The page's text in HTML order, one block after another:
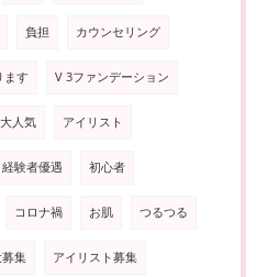
負担 カウンセリング
ます V 3ファンデーション
大人気 アイリスト
経験者優遇 初心者
コロナ禍 お肌 つるつる
集 アイリスト募集